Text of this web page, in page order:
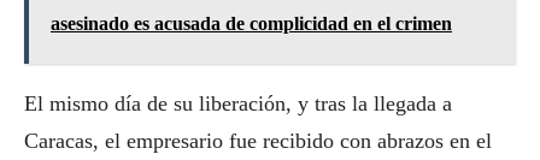
asesinado es acusada de complicidad en el crimen
El mismo día de su liberación, y tras la llegada a
Caracas, el empresario fue recibido con abrazos en el